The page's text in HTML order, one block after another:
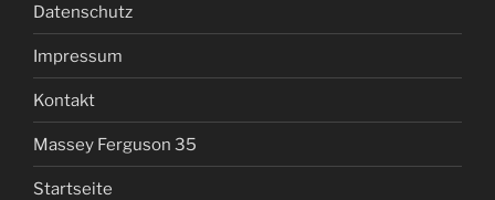
Datenschutz
Impressum
Kontakt
Massey Ferguson 35
Startseite